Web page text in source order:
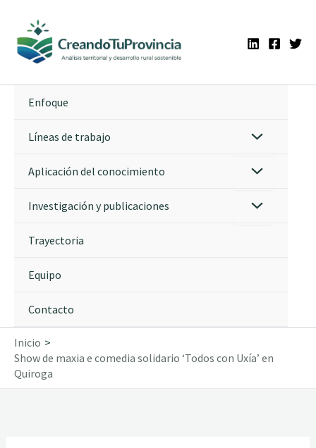
contenido
Enfoque
Líneas de trabajo
Aplicación del conocimiento
Investigación y publicaciones
Trayectoria
Equipo
Contacto
Inicio
Show de maxia e comedia solidario ‘Todos con Uxía’ en
Quiroga